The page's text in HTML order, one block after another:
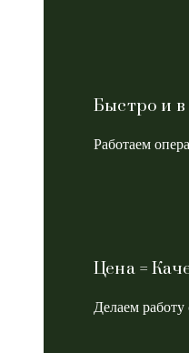
Быстро и в
Работаем
Цена =
Делаем